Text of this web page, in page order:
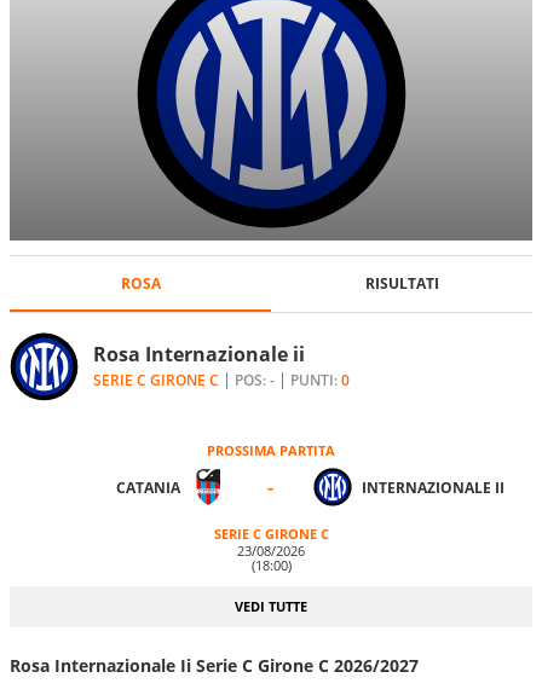
Rosa Internazionale ii
SERIE C GIRONE C POS:- PUNTI:0
ROSA RISULTATI
PROSSIMA PARTITA
CATANIA - INTERNAZIONALE II
SERIE C GIRONE C
23/08/2026
(18:00)
VEDI TUTTE
Rosa Internazionale Ii Serie C Girone C 2026/2027